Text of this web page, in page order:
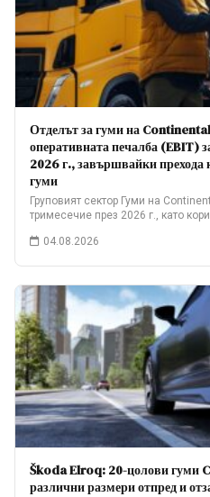
Отделът за гуми на
оперативната печалба (EBIT)
2026 г., завършвайки прехода
гуми
Груповият сектор Гуми на
тримесечие през 2026 г., като
04.08.2026
Škoda Elroq: 20-цолови гуми
различни размери отпред и